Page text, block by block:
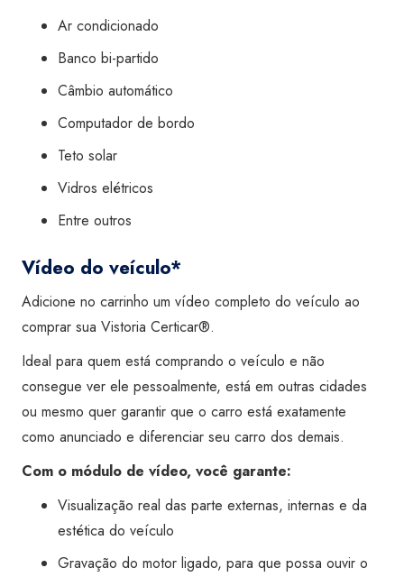
Ar condicionado
Banco bi-partido
Câmbio automático
Computador de bordo
Teto solar
Vidros elétricos
Entre outros
Vídeo do veículo*
Adicione no carrinho um vídeo completo do veículo ao
comprar sua Vistoria Certicar®.
Ideal para quem está comprando o veículo e não
consegue ver ele pessoalmente, está em outras cidades
ou mesmo quer garantir que o carro está exatamente
como anunciado e diferenciar seu carro dos demais.
Com o módulo de vídeo, você garante:
Visualização real das parte externas, internas e da
estética do veículo
Gravação do motor ligado, para que possa ouvir o